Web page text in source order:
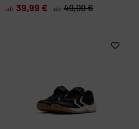
ab 39,99 € ab 49,99 €